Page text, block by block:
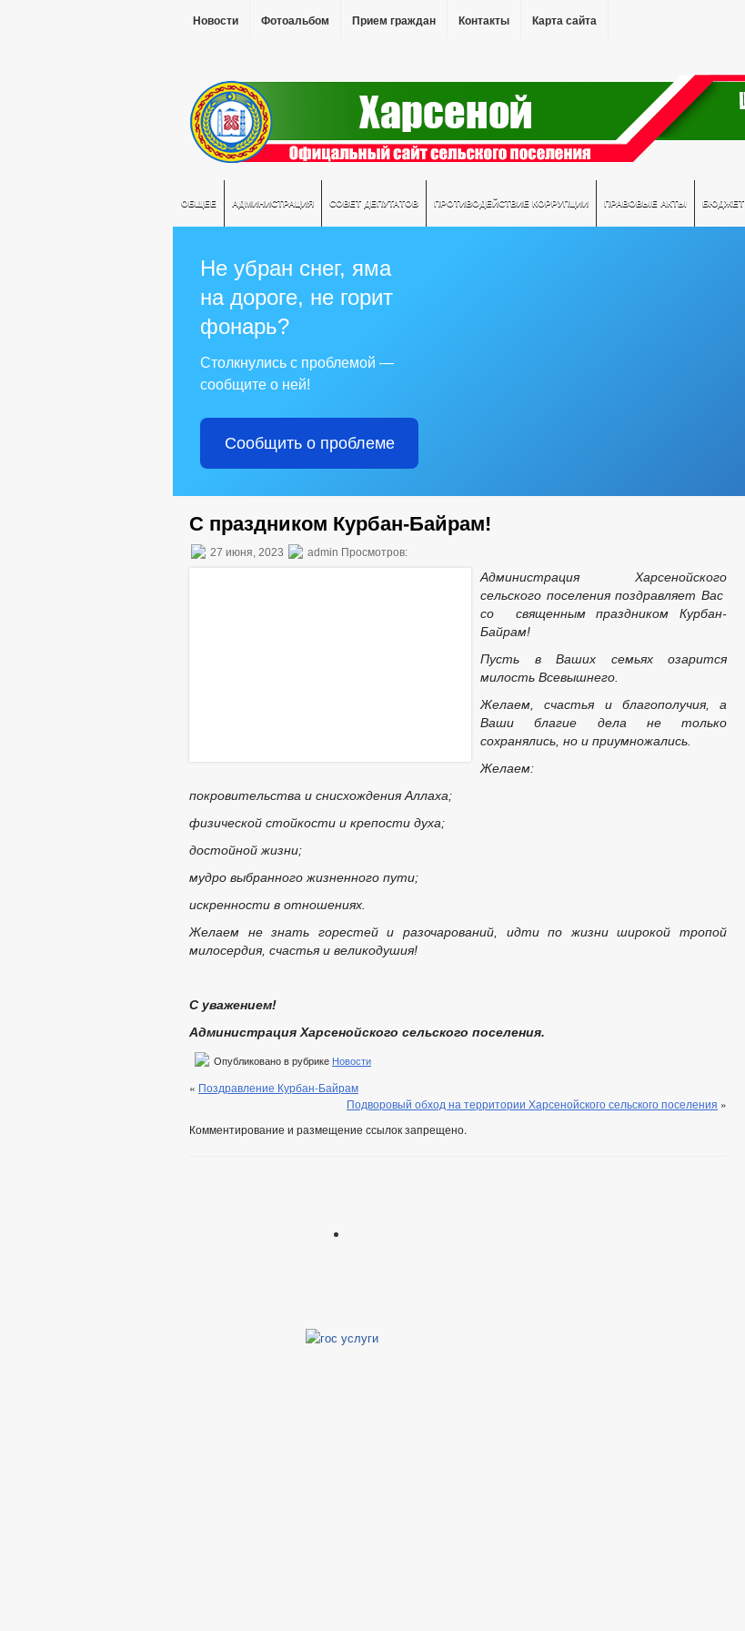
Новости Фотоальбом Прием граждан Контакты Карта сайта
ОБЩЕЕ АДМИНИСТРАЦИЯ СОВЕТ ДЕПУТАТОВ ПРОТИВОДЕЙСТВИЕ КОРРУПЦИИ ПРАВОВЫЕ АКТЫ БЮДЖЕТ
Не убран снег, яма
на дороге, не горит
фонарь?
Столкнулись с проблемой —
сообщите о ней!
Сообщить о проблеме
С праздником Курбан-Байрам!
27 июня, 2023 admin Просмотров:
Администрация Харсенойского
сельского поселения поздравляет Вас
со священным праздником Курбан-
Байрам!
Пусть в Ваших семьях озарится
милость Всевышнего.
Желаем, счастья и благополучия, а
Ваши благие дела не только
сохранялись, но и приумножались.
Желаем:
покровительства и снисхождения Аллаха;
физической стойкости и крепости духа;
достойной жизни;
мудро выбранного жизненного пути;
искренности в отношениях.
Желаем не знать горестей и разочарований, идти по жизни широкой тропой
милосердия, счастья и великодушия!
С уважением!
Администрация Харсенойского сельского поселения.
Опубликовано в рубрике Новости
« Поздравление Курбан-Байрам
Подворовый обход на территории Харсенойского сельского поселения »
Комментирование и размещение ссылок запрещено.